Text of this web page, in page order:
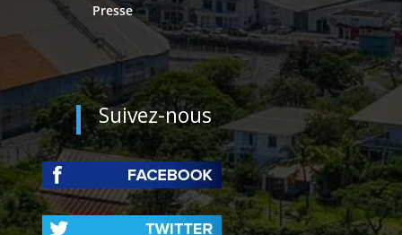
Presse
Suivez-nous